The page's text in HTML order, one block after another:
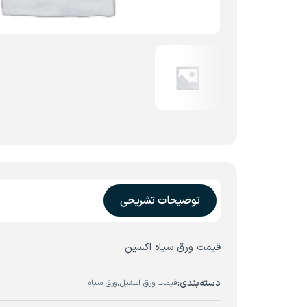
توضیحات تشریحی
قیمت ورق سیاه اکسین
دسته‌بندی:قیمت ورق استیل،ورق سیاه